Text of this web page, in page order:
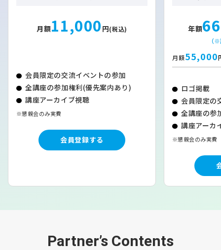
月額11,000 円(税込)
会員限定の交流イベントの参加
全講座の参加権利(優先案内あり)
講座アーカイブ視聴
※懇親会のみ実費
会員登録する
年額
（
月額55,000
ロゴ掲載
会員限定の
全講座の参
講座アーカ
※懇親会のみ実費
Partner’s Contents